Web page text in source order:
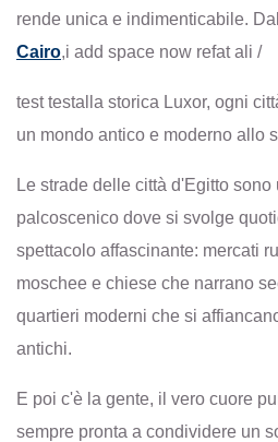
rende unica e indimenticabile.
Cairo,i add space now refat ali /
testtestalla storica Luxor, ogni
un mondo antico e moderno allo
Le strade delle città d'Egitto
palcoscenico dove si svolge
spettacolo affascinante: mercati
moschee e chiese che narrano
quartieri moderni che si
antichi.
E poi c'è la gente, il vero cuore
sempre pronta a condividere un